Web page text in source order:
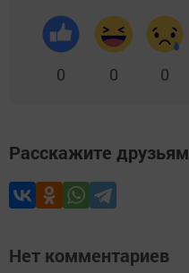
0 0 0
Расскажите друзьям
Нет комментариев